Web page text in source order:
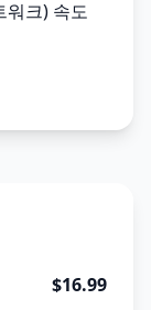
워크) 속도
$16.99